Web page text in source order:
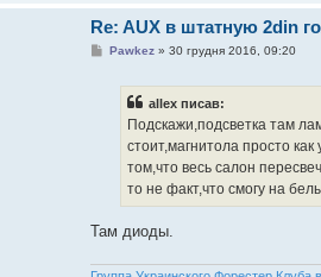
н
я
Re: AUX в штатную 2din
ПPawkez» 30 грудня 2016, 09:20
allex писав:
Подскажи,подсветка там
стоит,магнитола просто
том,что весь салон
то не факт,что смогу на
Там диоды.